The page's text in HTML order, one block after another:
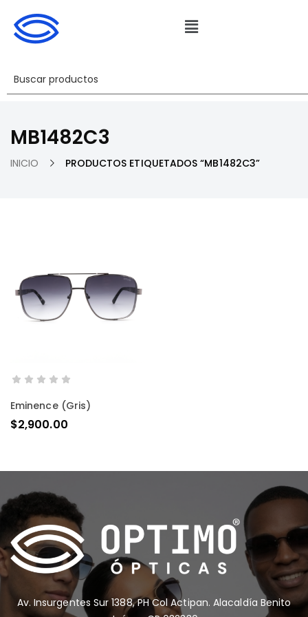
MB1482C3
INICIO PRODUCTOS ETIQUETADOS “MB1482C3”
AÑADIR AL CARRITO
Eminence (gris)
$2,900.00
Av. Insurgentes Sur 1388, PH Col Actipan. Alacaldía Benito